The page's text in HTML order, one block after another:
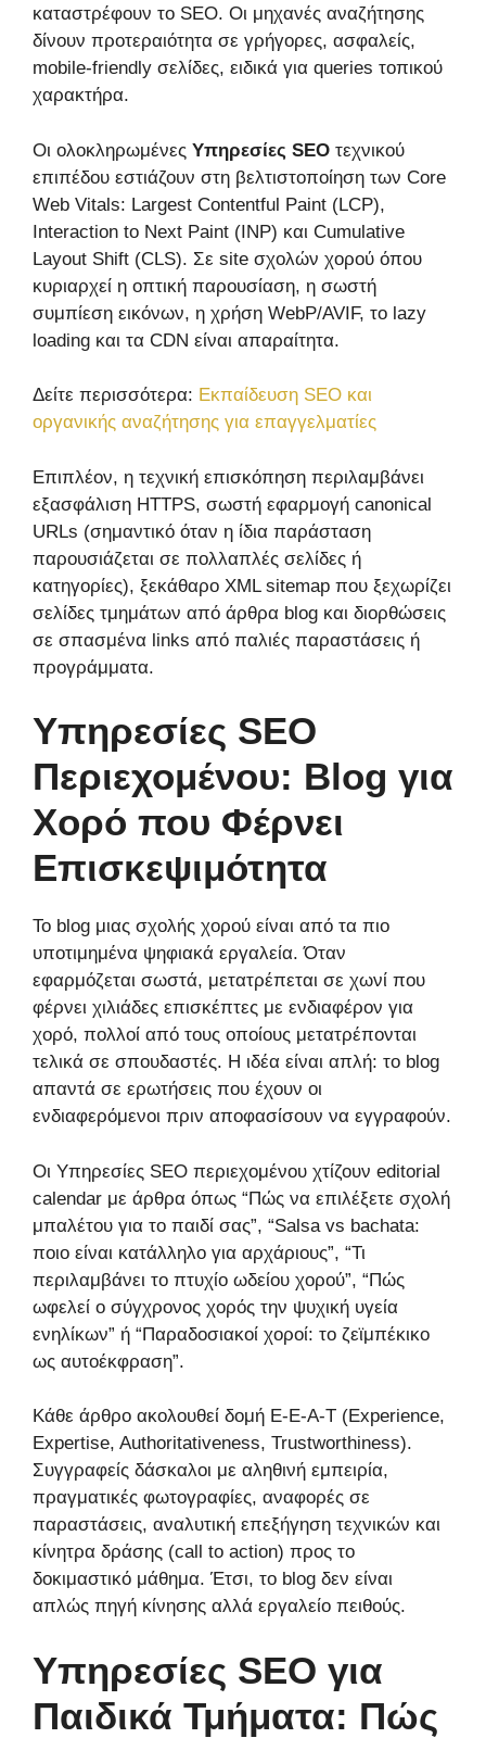
καταστρέφουν το SEO. Οι μηχανές αναζήτησης
δίνουν προτεραιότητα σε γρήγορες, ασφαλείς,
mobile-friendly σελίδες, ειδικά για queries τοπικού
χαρακτήρα.
Οι ολοκληρωμένες Υπηρεσίες SEO τεχνικού
επιπέδου εστιάζουν στη βελτιστοποίηση των Core
Web Vitals: Largest Contentful Paint (LCP),
Interaction to Next Paint (INP) και Cumulative
Layout Shift (CLS). Σε site σχολών χορού όπου
κυριαρχεί η οπτική παρουσίαση, η σωστή
συμπίεση εικόνων, η χρήση WebP/AVIF, το lazy
loading και τα CDN είναι απαραίτητα.
Δείτε περισσότερα: Εκπαίδευση SEO και
οργανικής αναζήτησης για επαγγελματίες
Επιπλέον, η τεχνική επισκόπηση περιλαμβάνει
εξασφάλιση HTTPS, σωστή εφαρμογή canonical
URLs (σημαντικό όταν η ίδια παράσταση
παρουσιάζεται σε πολλαπλές σελίδες ή
κατηγορίες), ξεκάθαρο XML sitemap που ξεχωρίζει
σελίδες τμημάτων από άρθρα blog και διορθώσεις
σε σπασμένα links από παλιές παραστάσεις ή
προγράμματα.
Υπηρεσίες SEO
Περιεχομένου: Blog για
Χορό που Φέρνει
Επισκεψιμότητα
Το blog μιας σχολής χορού είναι από τα πιο
υποτιμημένα ψηφιακά εργαλεία. Όταν
εφαρμόζεται σωστά, μετατρέπεται σε χωνί που
φέρνει χιλιάδες επισκέπτες με ενδιαφέρον για
χορό, πολλοί από τους οποίους μετατρέπονται
τελικά σε σπουδαστές. Η ιδέα είναι απλή: το blog
απαντά σε ερωτήσεις που έχουν οι
ενδιαφερόμενοι πριν αποφασίσουν να εγγραφούν.
Οι Υπηρεσίες SEO περιεχομένου χτίζουν editorial
calendar με άρθρα όπως “Πώς να επιλέξετε σχολή
μπαλέτου για το παιδί σας”, “Salsa vs bachata:
ποιο είναι κατάλληλο για αρχάριους”, “Τι
περιλαμβάνει το πτυχίο ωδείου χορού”, “Πώς
ωφελεί ο σύγχρονος χορός την ψυχική υγεία
ενηλίκων” ή “Παραδοσιακοί χοροί: το ζεϊμπέκικο
ως αυτοέκφραση”.
Κάθε άρθρο ακολουθεί δομή E-E-A-T (Experience,
Expertise, Authoritativeness, Trustworthiness).
Συγγραφείς δάσκαλοι με αληθινή εμπειρία,
πραγματικές φωτογραφίες, αναφορές σε
παραστάσεις, αναλυτική επεξήγηση τεχνικών και
κίνητρα δράσης (call to action) προς το
δοκιμαστικό μάθημα. Έτσι, το blog δεν είναι
απλώς πηγή κίνησης αλλά εργαλείο πειθούς.
Υπηρεσίες SEO για
Παιδικά Τμήματα: Πώς